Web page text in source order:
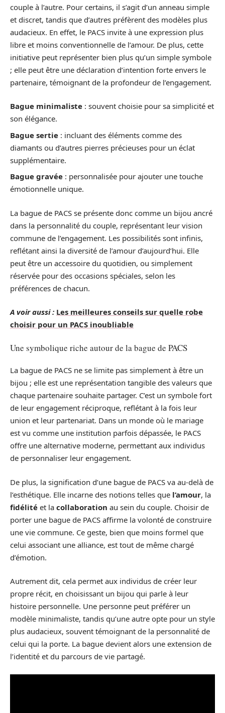
couple à l’autre. Pour certains, il s’agit d’un anneau simple
et discret, tandis que d’autres préfèrent des modèles plus
audacieux. En effet, le PACS invite à une expression plus
libre et moins conventionnelle de l’amour. De plus, cette
initiative peut représenter bien plus qu’un simple symbole
; elle peut être une déclaration d’intention forte envers le
partenaire, témoignant de la profondeur de l’engagement.
Bague minimaliste : souvent choisie pour sa simplicité et
son élégance.
Bague sertie : incluant des éléments comme des
diamants ou d’autres pierres précieuses pour un éclat
supplémentaire.
Bague gravée : personnalisée pour ajouter une touche
émotionnelle unique.
La bague de PACS se présente donc comme un bijou ancré
dans la personnalité du couple, représentant leur vision
commune de l’engagement. Les possibilités sont infinis,
reflétant ainsi la diversité de l’amour d’aujourd’hui. Elle
peut être un accessoire du quotidien, ou simplement
réservée pour des occasions spéciales, selon les
préférences de chacun.
A voir aussi : Les meilleures conseils sur quelle robe
choisir pour un PACS inoubliable
Une symbolique riche autour de la bague de PACS
La bague de PACS ne se limite pas simplement à être un
bijou ; elle est une représentation tangible des valeurs que
chaque partenaire souhaite partager. C’est un symbole fort
de leur engagement réciproque, reflétant à la fois leur
union et leur partenariat. Dans un monde où le mariage
est vu comme une institution parfois dépassée, le PACS
offre une alternative moderne, permettant aux individus
de personnaliser leur engagement.
De plus, la signification d’une bague de PACS va au-delà de
l’esthétique. Elle incarne des notions telles que l’amour, la
fidélité et la collaboration au sein du couple. Choisir de
porter une bague de PACS affirme la volonté de construire
une vie commune. Ce geste, bien que moins formel que
celui associant une alliance, est tout de même chargé
d’émotion.
Autrement dit, cela permet aux individus de créer leur
propre récit, en choisissant un bijou qui parle à leur
histoire personnelle. Une personne peut préférer un
modèle minimaliste, tandis qu’une autre opte pour un style
plus audacieux, souvent témoignant de la personnalité de
celui qui la porte. La bague devient alors une extension de
l’identité et du parcours de vie partagé.